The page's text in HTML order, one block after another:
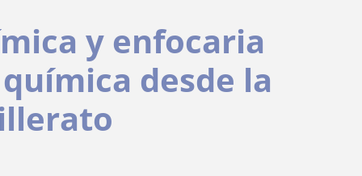
y enfocaria
desde la